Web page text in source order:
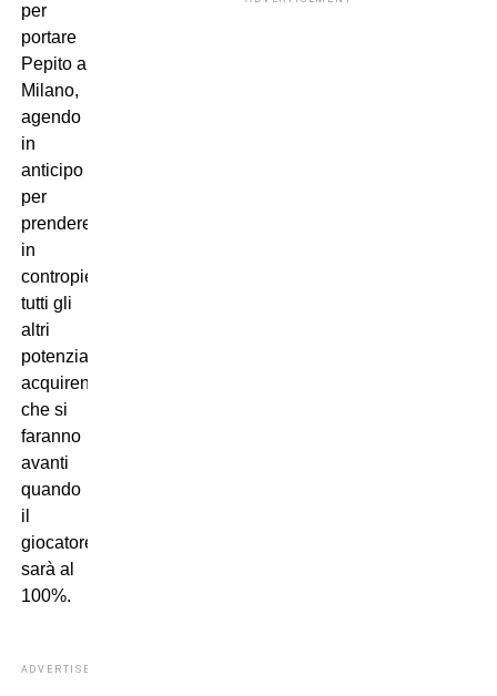
per
portare
Pepito a
Milano,
agendo
in
anticipo
per
prendere
in
contropiede
tutti gli
altri
potenziali
acquirenti
che si
faranno
avanti
quando
il
giocatore
sarà al
100%.
ADVERTISEMENT